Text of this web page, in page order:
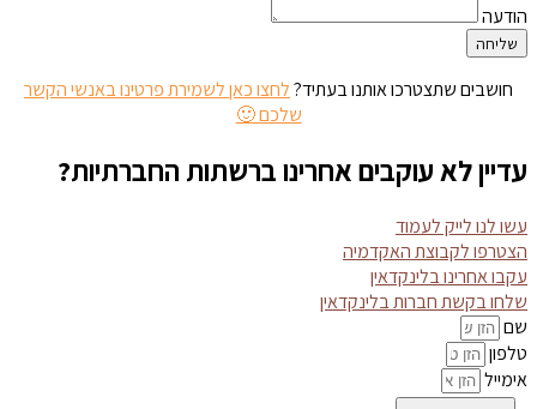
הודעה
שליחה
חושבים שתצטרכו אותנו בעתיד?לחצו כאן לשמירת פרטינו באנשי הקשר
שלכם 🙂
עדיין לא עוקבים אחרינו ברשתות החברתיות?
עשו לנו לייק לעמוד
הצטרפו לקבוצת האקדמיה
עקבו אחרינו בלינקדאין
שלחו בקשת חברות בלינקדאין
שם
טלפון
אימייל